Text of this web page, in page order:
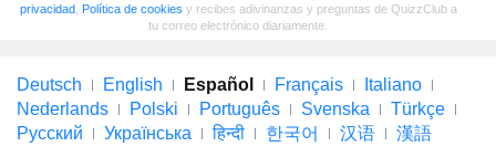
privacidad, Política de cookies y recibes adivinanzas y preguntas de QuizzClub a
tu correo electrónico diariamente.
Deutsch English Español Français
Italiano
Nederlands
Polski Português Svenska
Türkçe
Русский
Українська हिन्दी 한국어 汉语 漢語